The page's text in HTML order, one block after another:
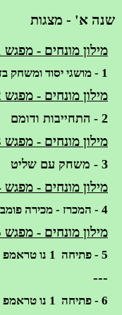
שנה א' - מצגות
מילון מונחים - מפגש 1
1 - מושגי יסוד ומשחק בזוגות
מילון מונחים - מפגש 2
2 - התחייבות ודומם
מילון מונחים - מפגש 3
3 - משחק עם שליט
מילון מונחים - מפגש 4
4 - המכרז - מכירה פומבית
מילון מונחים - מפגש 5
5 - פתיחה 1 נו טראמפ ותשובות
---
6 - פתיחה 1 נו טראמפ ותשובות